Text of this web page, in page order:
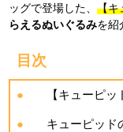
ッグで登場した、【キ
らえるぬいぐるみを紹
目次
【キューピ
キューピッド